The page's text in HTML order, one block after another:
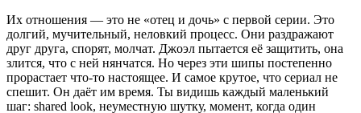
Их отношения — это не «отец и дочь» с первой серии. Это
долгий, мучительный, неловкий процесс. Они раздражают
друг друга, спорят, молчат. Джоэл пытается её защитить, она
злится, что с ней нянчатся. Но через эти шипы постепенно
прорастает что-то настоящее. И самое крутое, что сериал не
спешит. Он даёт им время. Ты видишь каждый маленький
шаг: shared look, неуместную шутку, момент, когда один